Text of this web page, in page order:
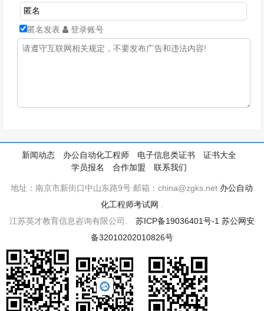
匿名发表 登录账号
新闻动态 办公自动化工程师 电子信息类证书
证书大全
学员报名
合作加盟 联系我们
地址：南京市新街口中山东路9号 邮箱：china@zgks.net 办公自动
化工程师考试网
江苏英才教育信息咨询有限公司. 苏ICP备19036401号-1 苏公网安
备32010202010826号